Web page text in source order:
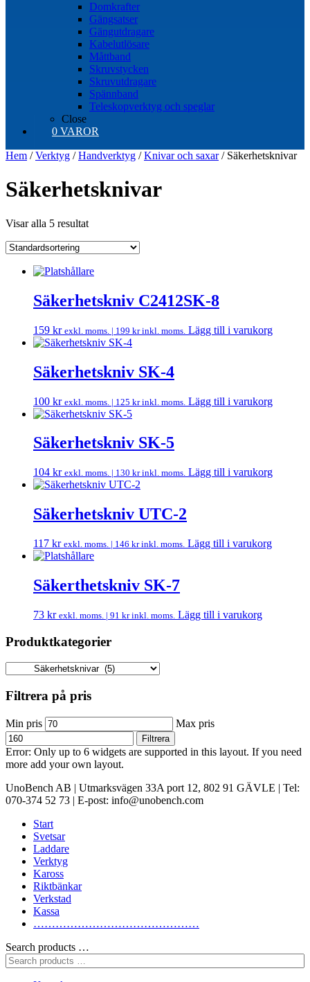
Domkrafter
Gängsatser
Gängutdragare
Kabelutlösare
Måttband
Skruvstycken
Skruvutdragare
Spännband
Teleskopverktyg och speglar
Close
0 VAROR
Hem /Verktyg /Handverktyg /Knivar och saxar/ Säkerhetsknivar
Säkerhetsknivar
Visar alla 5 resultat
Säkerhetskniv C2412SK-8
159 kr exkl. moms. | 199 krinkl. moms. Lägg till i varukorg
Säkerhetskniv SK-4
100 kr exkl. moms. | 125 krinkl. moms. Lägg till i varukorg
Säkerhetskniv SK-5
104 kr exkl. moms. | 130 krinkl. moms. Lägg till i varukorg
Säkerhetskniv UTC-2
117 kr exkl. moms. | 146 krinkl. moms. Lägg till i varukorg
Säkerthetskniv SK-7
73 kr exkl. moms. | 91 krinkl. moms. Lägg till i varukorg
Produktkategorier
Filtrera på pris
Min pris Max pris
Filtrera
Error: Only up to 6 widgets are supported in this layout. If you need
more add your own layout.
UnoBench AB | Utmarksvägen 33A port 12, 802 91 GÄVLE | Tel:
070-374 52 73 | E-post: info@unobench.com
Start
Svetsar
Laddare
Verktyg
Kaross
Riktbänkar
Verkstad
Kassa
………………………………………
Search products …